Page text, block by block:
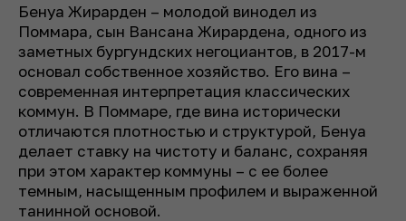
Бенуа Жирарден – молодой винодел из
Поммара, сын Вансана Жирардена, одного из
заметных бургундских негоциантов, в 2017-м
основал собственное хозяйство. Его вина –
современная интерпретация классических
коммун. В Поммаре, где вина исторически
отличаются плотностью и структурой, Бенуа
делает ставку на чистоту и баланс, сохраняя
при этом характер коммуны – с ее более
темным, насыщенным профилем и выраженной
танинной основой.